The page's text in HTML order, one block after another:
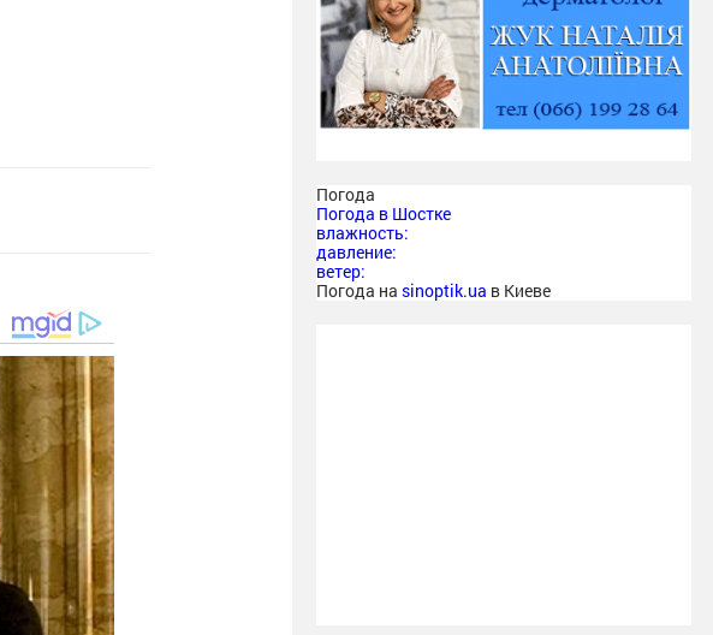
Погода
Погода в Шостке
влажность:
давление:
ветер:
Погода на sinoptik.ua в Киеве